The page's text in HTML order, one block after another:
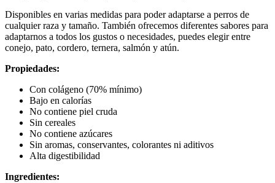
Disponibles en varias medidas para poder adaptarse a perros de
cualquier raza y tamaño. También ofrecemos diferentes sabores para
adaptarnos a todos los gustos o necesidades, puedes elegir entre
conejo, pato, cordero, ternera, salmón y atún.
Propiedades:
Con colágeno (70% mínimo)
Bajo en calorías
No contiene piel cruda
Sin cereales
No contiene azúcares
Sin aromas, conservantes, colorantes ni aditivos
Alta digestibilidad
Ingredientes: